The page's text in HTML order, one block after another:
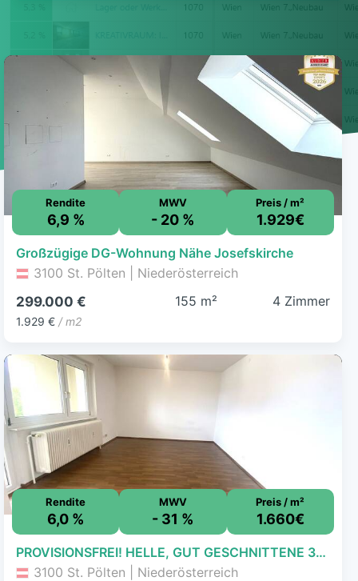
Rendite
6,9 %
MWV
- 20 %
Preis / m²
1.929€
Großzügige DG-Wohnung Nähe Josefskirche
3100 St. Pölten | Niederösterreich
299.000 €
1.929 € / m2
155 m² 4 Zimmer
Rendite
6,0 %
MWV
- 31 %
Preis / m²
1.660€
PROVISIONSFREI! HELLE, GUT GESCHNITTENE 3-ZIMMER WOHNUNG, ZENTRAL BEGEHBAR MIT LOGGIA IM SÜDLICHEN ST. PÖLTEN!
3100 St. Pölten | Niederösterreich